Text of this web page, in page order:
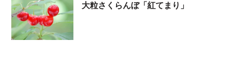
大粒さくらんぼ「紅てまり」